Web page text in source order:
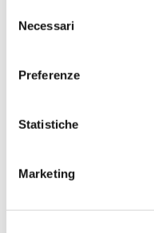
Invitiamo a prendere
conformità al Reg. UE
delNecessari
Preferenze
Statistiche
Marketing